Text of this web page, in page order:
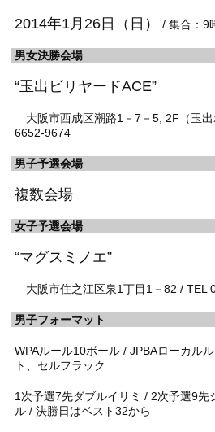
2014年1月26日（日） / 集合：9
男女決勝会場
“玉出ビリヤードACE”
大阪市西成区潮路1－7－5, 2F（玉
6652-9674
男子予選会場
複数会場
女子予選会場
“マグスミノエ”
大阪市住之江区泉1丁目1－82 / TEL
男子フォーマット
WPAルール10ボール / JPBAローカル
ト、セルフラック
1次予選7先ダブルイリミ / 2次予選9先
ル / 決勝日はベスト32から